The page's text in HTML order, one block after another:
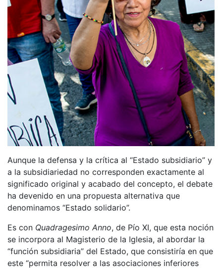
Aunque la defensa y la crítica al “Estado subsidiario” y
a la subsidiariedad no corresponden exactamente al
significado original y acabado del concepto, el debate
ha devenido en una propuesta alternativa que
denominamos “Estado solidario”.
Es con Quadragesimo Anno, de Pío XI, que esta noción
se incorpora al Magisterio de la Iglesia, al abordar la
“función subsidiaria” del Estado, que consistiría en que
este “permita resolver a las asociaciones inferiores